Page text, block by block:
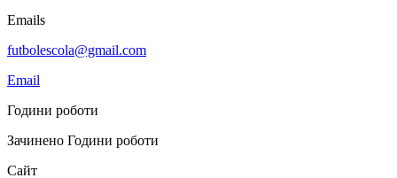
Emails
futbolescola@gmail.com
Email
Години роботи
Зачинено Години роботи
Сайт